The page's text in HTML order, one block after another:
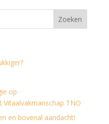
op
TNO
en bovenal aandacht!